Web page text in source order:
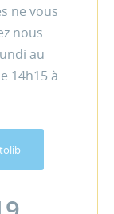
ne vous
nous
au
14h15 à